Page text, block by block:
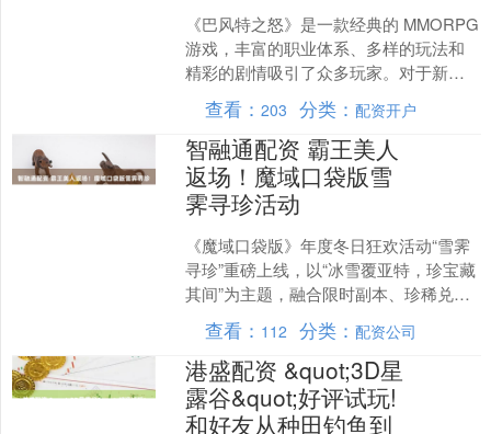
《巴风特之怒》是一款经典的 MMORPG
游戏，丰富的职业体系、多样的玩法和
精彩的剧情吸引了众多玩家。对于新手
玩家来说，如何快速上手并在游戏中站
稳脚跟是关键。以....
查看：203 分类：配资开户
智融通配资 霸王美人
返场！魔域口袋版雪
霁寻珍活动
《魔域口袋版》年度冬日狂欢活动“雪霁
寻珍”重磅上线，以“冰雪覆亚特，珍宝藏
其间”为主题，融合限时副本、珍稀兑
换、限定外观及幻兽返场三大核心玩
法。活动将于12月1....
查看： 112 分类：配资公司
港盛配资 &quot;3D星
露谷&quot;好评试玩!
和好友从种田钓鱼到